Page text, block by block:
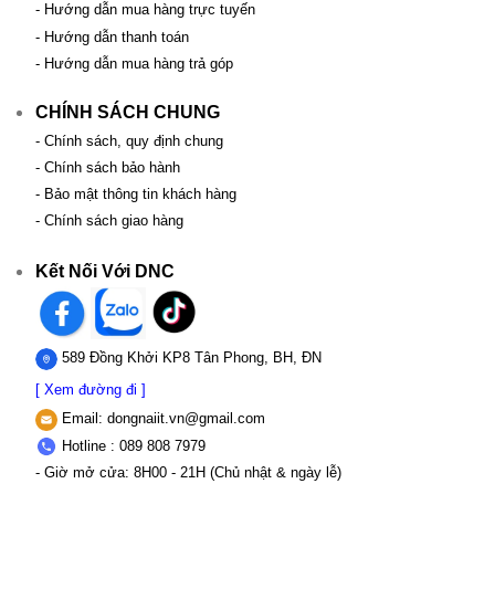
- Hướng dẫn mua hàng trực tuyến
- Hướng dẫn thanh toán
- Hướng dẫn mua hàng trả góp
CHÍNH SÁCH CHUNG
- Chính sách, quy định chung
- Chính sách bảo hành
- Bảo mật thông tin khách hàng
- Chính sách giao hàng
Kết Nối Với DNC
589 Đồng Khởi KP8 Tân Phong, BH, ĐN
[ Xem đường đi ]
Email: dongnaiit.vn@gmail.com
Hotline : 089 808 7979
- Giờ mở cửa: 8H00 - 21H (Chủ nhật & ngày lễ)